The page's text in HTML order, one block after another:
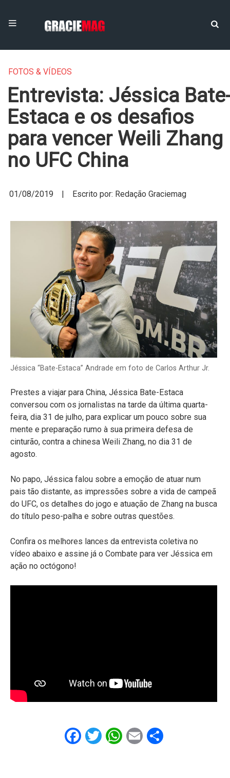
FOTOS & VÍDEOS
Entrevista: Jéssica
Estaca e os desafios
para vencer Weili Zhang
no UFC China
01/08/2019 | Escrito por: Redação Graciemag
Jéssica “Bate-Estaca” Andrade em foto de Carlos Arthur Jr.
Prestes a viajar para China, Jéssica Bate-Estaca
conversou com os jornalistas na tarde da última quarta-
feira, dia 31 de julho, para explicar um pouco sobre sua
mente e preparação rumo à sua primeira defesa de
cinturão, contra a chinesa Weili Zhang, no dia 31 de
agosto.
No papo, Jéssica falou sobre a emoção de atuar num
pais tão distante, as impressões sobre a vida de campeã
do UFC, os detalhes do jogo e atuação de Zhang na busca
do título peso-palha e sobre outras questões.
Confira os melhores lances da entrevista coletiva no
vídeo abaixo e assine já o Combate para ver Jéssica em
ação no octógono!
Facebook
Twitter
WhatsApp
EmailShare